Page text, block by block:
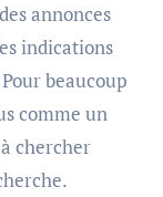
annonces
indications
beaucoup
comme un
chercher